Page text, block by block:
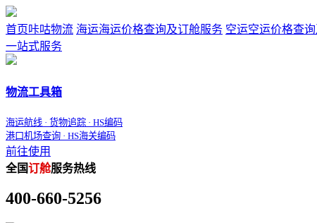
首页咔咕物流 海运海运价格查询及订舱服务 空运空运价格查
一站式服务
物流工具箱
海运航线 · 货物追踪 · HS编码
港口机场查询 · HS海关编码
前往使用
全国订舱服务热线
400-660-5256